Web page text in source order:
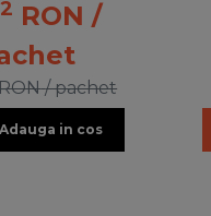
RON /
/ pachet
Adauga in cos